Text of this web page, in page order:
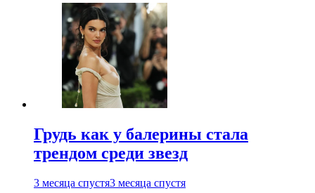
Грудь как у балерины стала
трендом среди звезд
3 месяца спустя3 месяца спустя